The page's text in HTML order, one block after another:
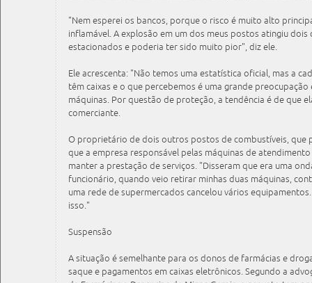
"Nem esperei os bancos, porque o risco é muito alto
inflamável. A explosão em um dos meus postos atingiu
estacionados e poderia ter sido muito pior", diz ele.
Ele acrescenta: "Não temos uma estatística oficial, mas a
têm caixas e o que percebemos é uma grande
máquinas. Por questão de proteção, a tendência é de que
comerciante.
O proprietário de dois outros postos de combustíveis, que
que a empresa responsável pelas máquinas de
manter a prestação de serviços. "Disseram que era uma
funcionário, quando veio retirar minhas duas máquinas,
uma rede de supermercados cancelou vários
isso."
Suspensão
A situação é semelhante para os donos de farmácias e
saque e pagamentos em caixas eletrônicos. Segundo a